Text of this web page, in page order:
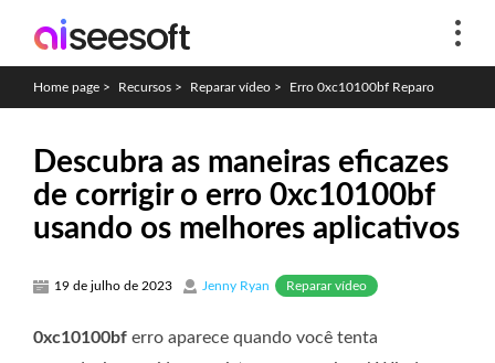
Home page > Recursos > Reparar vídeo > Erro 0xc10100bf Reparo
Descubra as maneiras eficazes
de corrigir o erro 0xc10100bf
usando os melhores aplicativos
19 de julho de 2023 Jenny Ryan Reparar vídeo
0xc10100bf erro aparece quando você tenta